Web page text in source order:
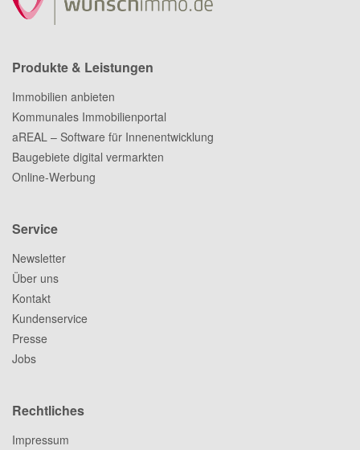
Produkte & Leistungen
Immobilien anbieten
Kommunales Immobilienportal
aREAL – Software für Innenentwicklung
Baugebiete digital vermarkten
Online-Werbung
Service
Newsletter
Über uns
Kontakt
Kundenservice
Presse
Jobs
Rechtliches
Impressum